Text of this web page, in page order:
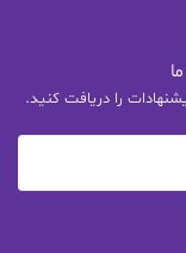
را دریافت کنید.